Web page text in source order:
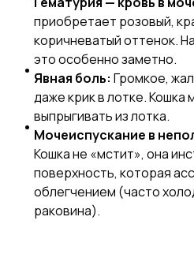
приобретает розовый,
коричневатый оттенок.
это особенно заметно.
Явная боль: Громкое,
даже крик в лотке. Кошка
выпрыгивать из лотка.
Мочеиспускание в
Кошка не «мстит», она
поверхность, которая
облегчением (часто
раковина).